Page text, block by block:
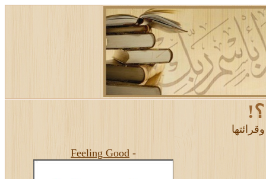
؟!
-
Feeling Good